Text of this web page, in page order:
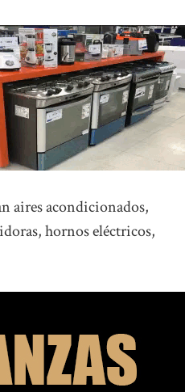
aires acondicionados,
hornos eléctricos,